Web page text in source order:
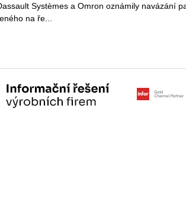
Sys­tè­mes a Om­ron ozná­mi­ly na­vá­zá­ní
na ře­...